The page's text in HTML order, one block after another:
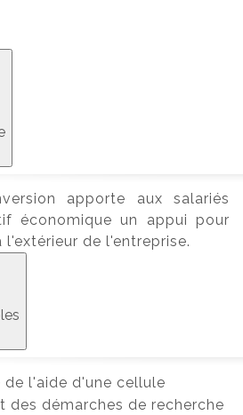
apporte aux salariés
économique un appui pour
de l'entreprise.
de l'aide d'une cellule
des démarches de recherche